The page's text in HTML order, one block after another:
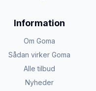
Information
Om Goma
Sådan virker Goma
Alle tilbud
Nyheder